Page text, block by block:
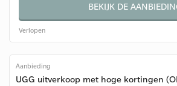
BEKIJK DE
Verlopen
Aanbieding
UGG uitverkoop met hoge kortingen